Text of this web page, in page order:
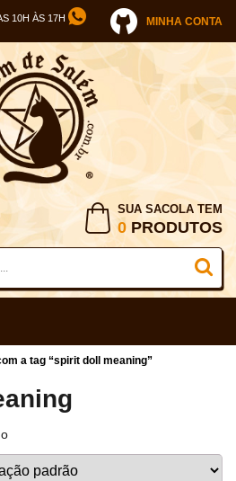
10H ÀS 17H MINHA CONTA
SUA SACOLA TEM
0 PRODUTOS
a tag “spirit doll meaning”